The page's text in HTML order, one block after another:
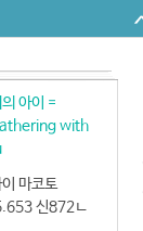
아이 =
with
마코토
신872ㄴ